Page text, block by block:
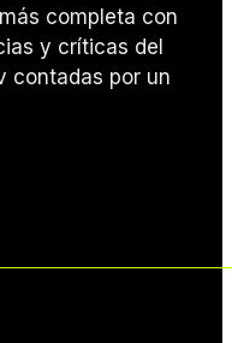
completa con
y críticas del
contadas por un